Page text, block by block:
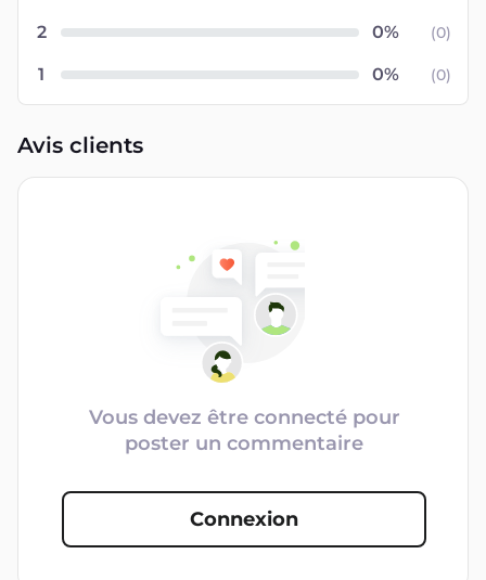
2 (0)
1 (0)
Avis clients
Vous devez être connecté pour
poster un commentaire
Connexion